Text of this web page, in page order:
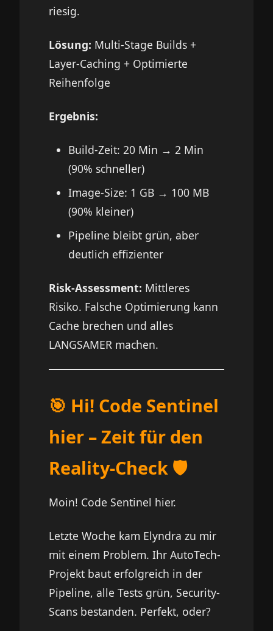
riesig.
Lösung: Multi-Stage Builds +
Layer-Caching + Optimierte
Reihenfolge
Ergebnis:
Build-Zeit: 20 Min → 2 Min
(90% schneller)
Image-Size: 1 GB → 100 MB
(90% kleiner)
Pipeline bleibt grün, aber
deutlich effizienter
Risk-Assessment: Mittleres
Risiko. Falsche Optimierung kann
Cache brechen und alles
LANGSAMER machen.
🎯 Hi! Code Sentinel
hier – Zeit für den
Reality-Check 🛡️
Moin! Code Sentinel hier.
Letzte Woche kam Elyndra zu mir
mit einem Problem. Ihr AutoTech-
Projekt baut erfolgreich in der
Pipeline, alle Tests grün, Security-
Scans bestanden. Perfekt, oder?